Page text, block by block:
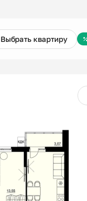
Выбрать квартиру